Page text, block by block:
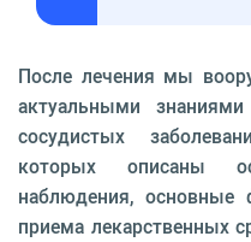
После лечения мы
актуальными
сосудистых
которых описаны
наблюдения, основные
приема лекарственных